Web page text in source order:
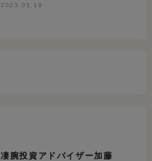
2023.05.19
凄腕投資アドバイザー加藤